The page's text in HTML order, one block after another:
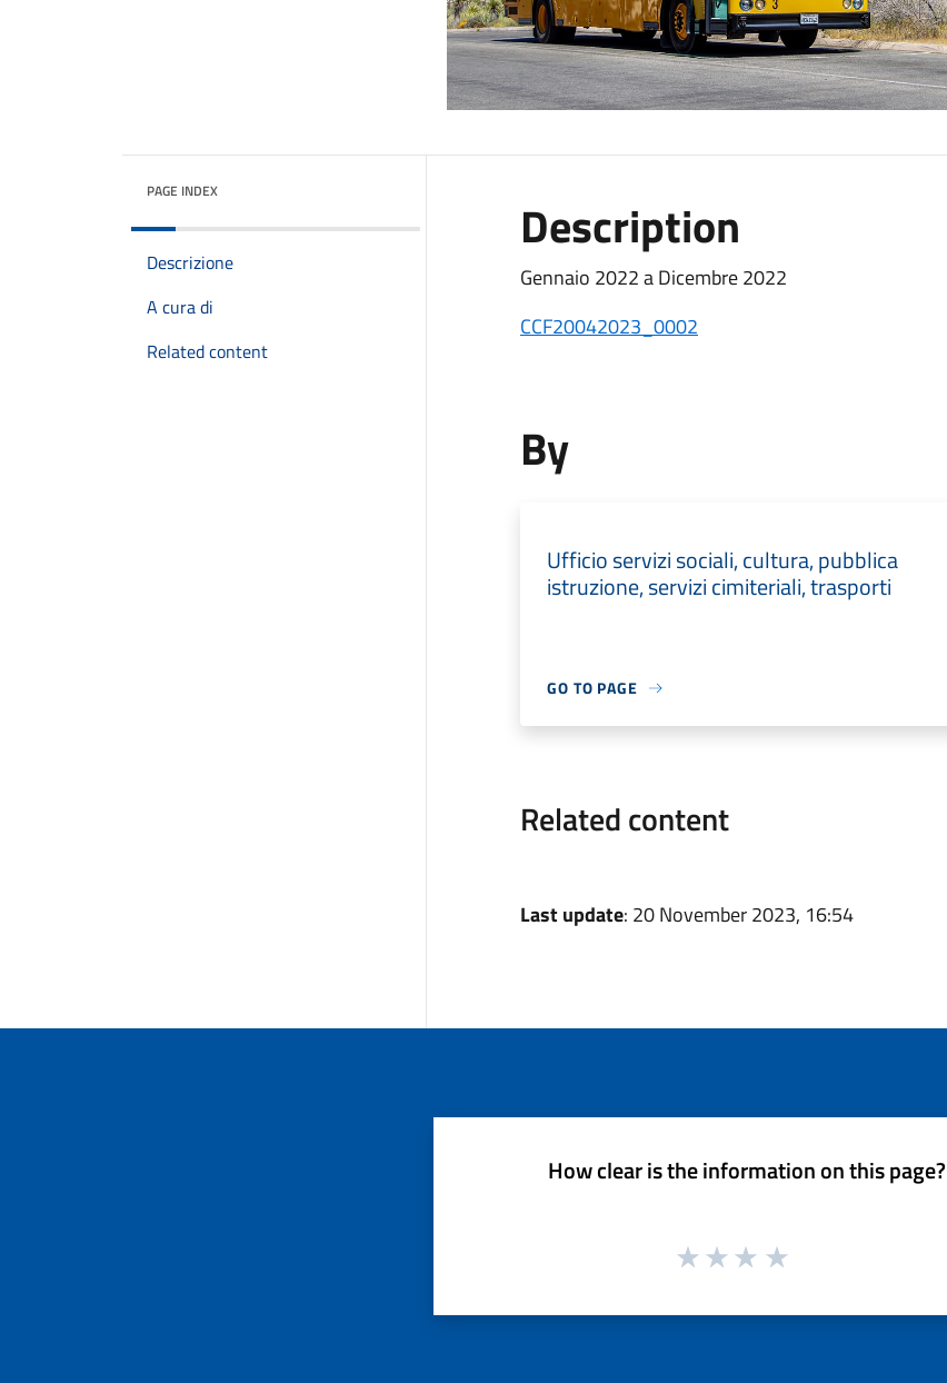
PAGE INDEX
Descrizione
A cura di
Related content
Description
Gennaio 2022 a Dicembre 2022
CCF20042023_0002
By
Ufficio servizi sociali, cultura, pubblica
istruzione, servizi cimiteriali, trasporti
GO TO PAGE
Related content
Last update: 20 November 2023, 16:54
How clear is the information on this page?